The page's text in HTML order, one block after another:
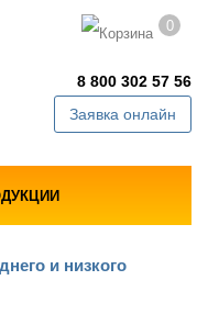
0
8 800 302 57 56
Заявка онлайн
и низкого